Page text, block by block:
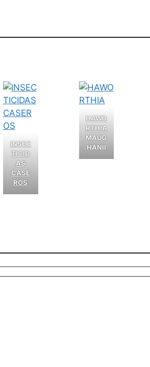
INSEC
TICID
AS
CASE
ROS
HAWO
RTHIA
MAUG
HANII